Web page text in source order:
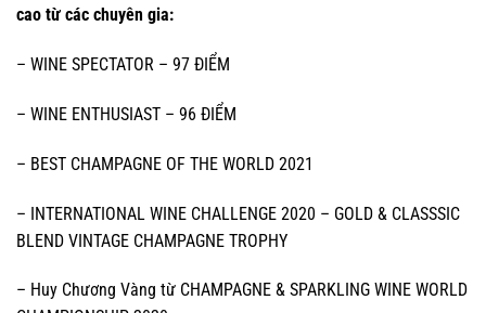
cao từ các chuyên gia:
– WINE SPECTATOR – 97 ĐIỂM
– WINE ENTHUSIAST – 96 ĐIỂM
– BEST CHAMPAGNE OF THE WORLD 2021
– INTERNATIONAL WINE CHALLENGE 2020 – GOLD & CLASSSIC
BLEND VINTAGE CHAMPAGNE TROPHY
– Huy Chương Vàng từ CHAMPAGNE & SPARKLING WINE WORLD